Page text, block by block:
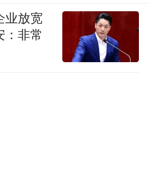
业放宽
：非常